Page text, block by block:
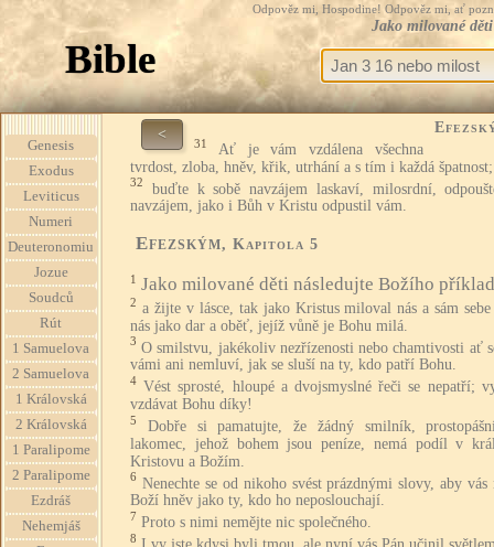
Odpověz mi, Hospodine! Odpověz mi, ať
Jako milované
Bible
Genesis
Exodus
Leviticus
Numeri
Deuteronomiu
Jozue
Soudců
Rút
1 Samuelova
2 Samuelova
1 Královská
2 Královská
1 Paralipome
2 Paralipome
Ezdráš
Nehemjáš
<
31
Ať je vám vzdálena všechna
tvrdost, zloba, hněv, křik, utrhání a s tím i každá špatnost;
32
buďte k sobě navzájem laskaví, milosrdní,
navzájem, jako i Bůh v Kristu odpustil vám.
Efezským, Kapitola 5
1 Jako milované děti následujte Božího
2 a žijte v lásce, tak jako Kristus miloval nás a sám
nás jako dar a oběť, jejíž vůně je Bohu milá.
3 O smilstvu, jakékoliv nezřízenosti nebo chamtivosti ať
vámi ani nemluví, jak se sluší na ty, kdo patří Bohu.
4 Vést sprosté, hloupé a dvojsmyslné řeči se nepatří;
vzdávat Bohu díky!
5
Dobře si pamatujte, že žádný smilník,
lakomec, jehož bohem jsou peníze, nemá podíl v
Kristovu a Božím.
6 Nenechte se od nikoho svést prázdnými slovy, aby vás
Boží hněv jako ty, kdo ho neposlouchají.
7 Proto s nimi nemějte nic společného.
8